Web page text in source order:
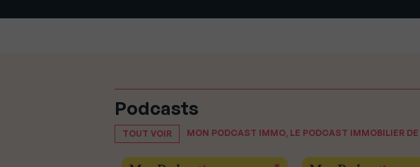
Podcasts
TOUT VOIR MON PODCAST IMMO, LE PODCAST IMMOBILIER